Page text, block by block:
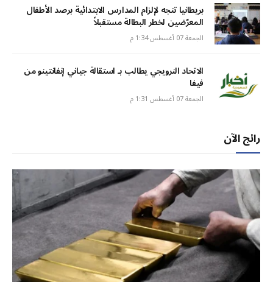
بريطانيا تتجه لإلزام المدارس الابتدائية برصد الأطفال
المعرّضين لخطر البطالة مستقبلاً
الجمعة 07 أغسطس 1:34 م
الاتحاد النرويجي يطالب بـ استقالة جياني إنفانتينو من
فيفا
الجمعة 07 أغسطس 1:31 م
رائج الآن